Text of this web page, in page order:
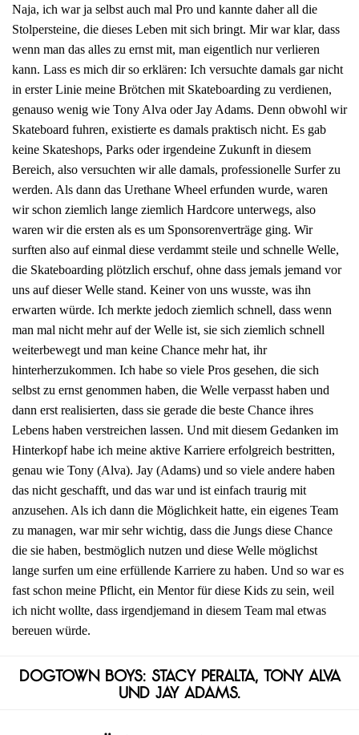
Naja, ich war ja selbst auch mal Pro und kannte daher all die
Stolpersteine, die dieses Leben mit sich bringt. Mir war klar, dass
wenn man das alles zu ernst mit, man eigentlich nur verlieren
kann. Lass es mich dir so erklären: Ich versuchte damals gar nicht
in erster Linie meine Brötchen mit Skateboarding zu verdienen,
genauso wenig wie Tony Alva oder Jay Adams. Denn obwohl wir
Skateboard fuhren, existierte es damals praktisch nicht. Es gab
keine Skateshops, Parks oder irgendeine Zukunft in diesem
Bereich, also versuchten wir alle damals, professionelle Surfer zu
werden. Als dann das Urethane Wheel erfunden wurde, waren
wir schon ziemlich lange ziemlich Hardcore unterwegs, also
waren wir die ersten als es um Sponsorenverträge ging. Wir
surften also auf einmal diese verdammt steile und schnelle Welle,
die Skateboarding plötzlich erschuf, ohne dass jemals jemand vor
uns auf dieser Welle stand. Keiner von uns wusste, was ihn
erwarten würde. Ich merkte jedoch ziemlich schnell, dass wenn
man mal nicht mehr auf der Welle ist, sie sich ziemlich schnell
weiterbewegt und man keine Chance mehr hat, ihr
hinterherzukommen. Ich habe so viele Pros gesehen, die sich
selbst zu ernst genommen haben, die Welle verpasst haben und
dann erst realisierten, dass sie gerade die beste Chance ihres
Lebens haben verstreichen lassen. Und mit diesem Gedanken im
Hinterkopf habe ich meine aktive Karriere erfolgreich bestritten,
genau wie Tony (Alva). Jay (Adams) und so viele andere haben
das nicht geschafft, und das war und ist einfach traurig mit
anzusehen. Als ich dann die Möglichkeit hatte, ein eigenes Team
zu managen, war mir sehr wichtig, dass die Jungs diese Chance
die sie haben, bestmöglich nutzen und diese Welle möglichst
lange surfen um eine erfüllende Karriere zu haben. Und so war es
fast schon meine Pflicht, ein Mentor für diese Kids zu sein, weil
ich nicht wollte, dass irgendjemand in diesem Team mal etwas
bereuen würde.
Dogtown Boys: Stacy Peralta, Tony Alva
und Jay Adams.